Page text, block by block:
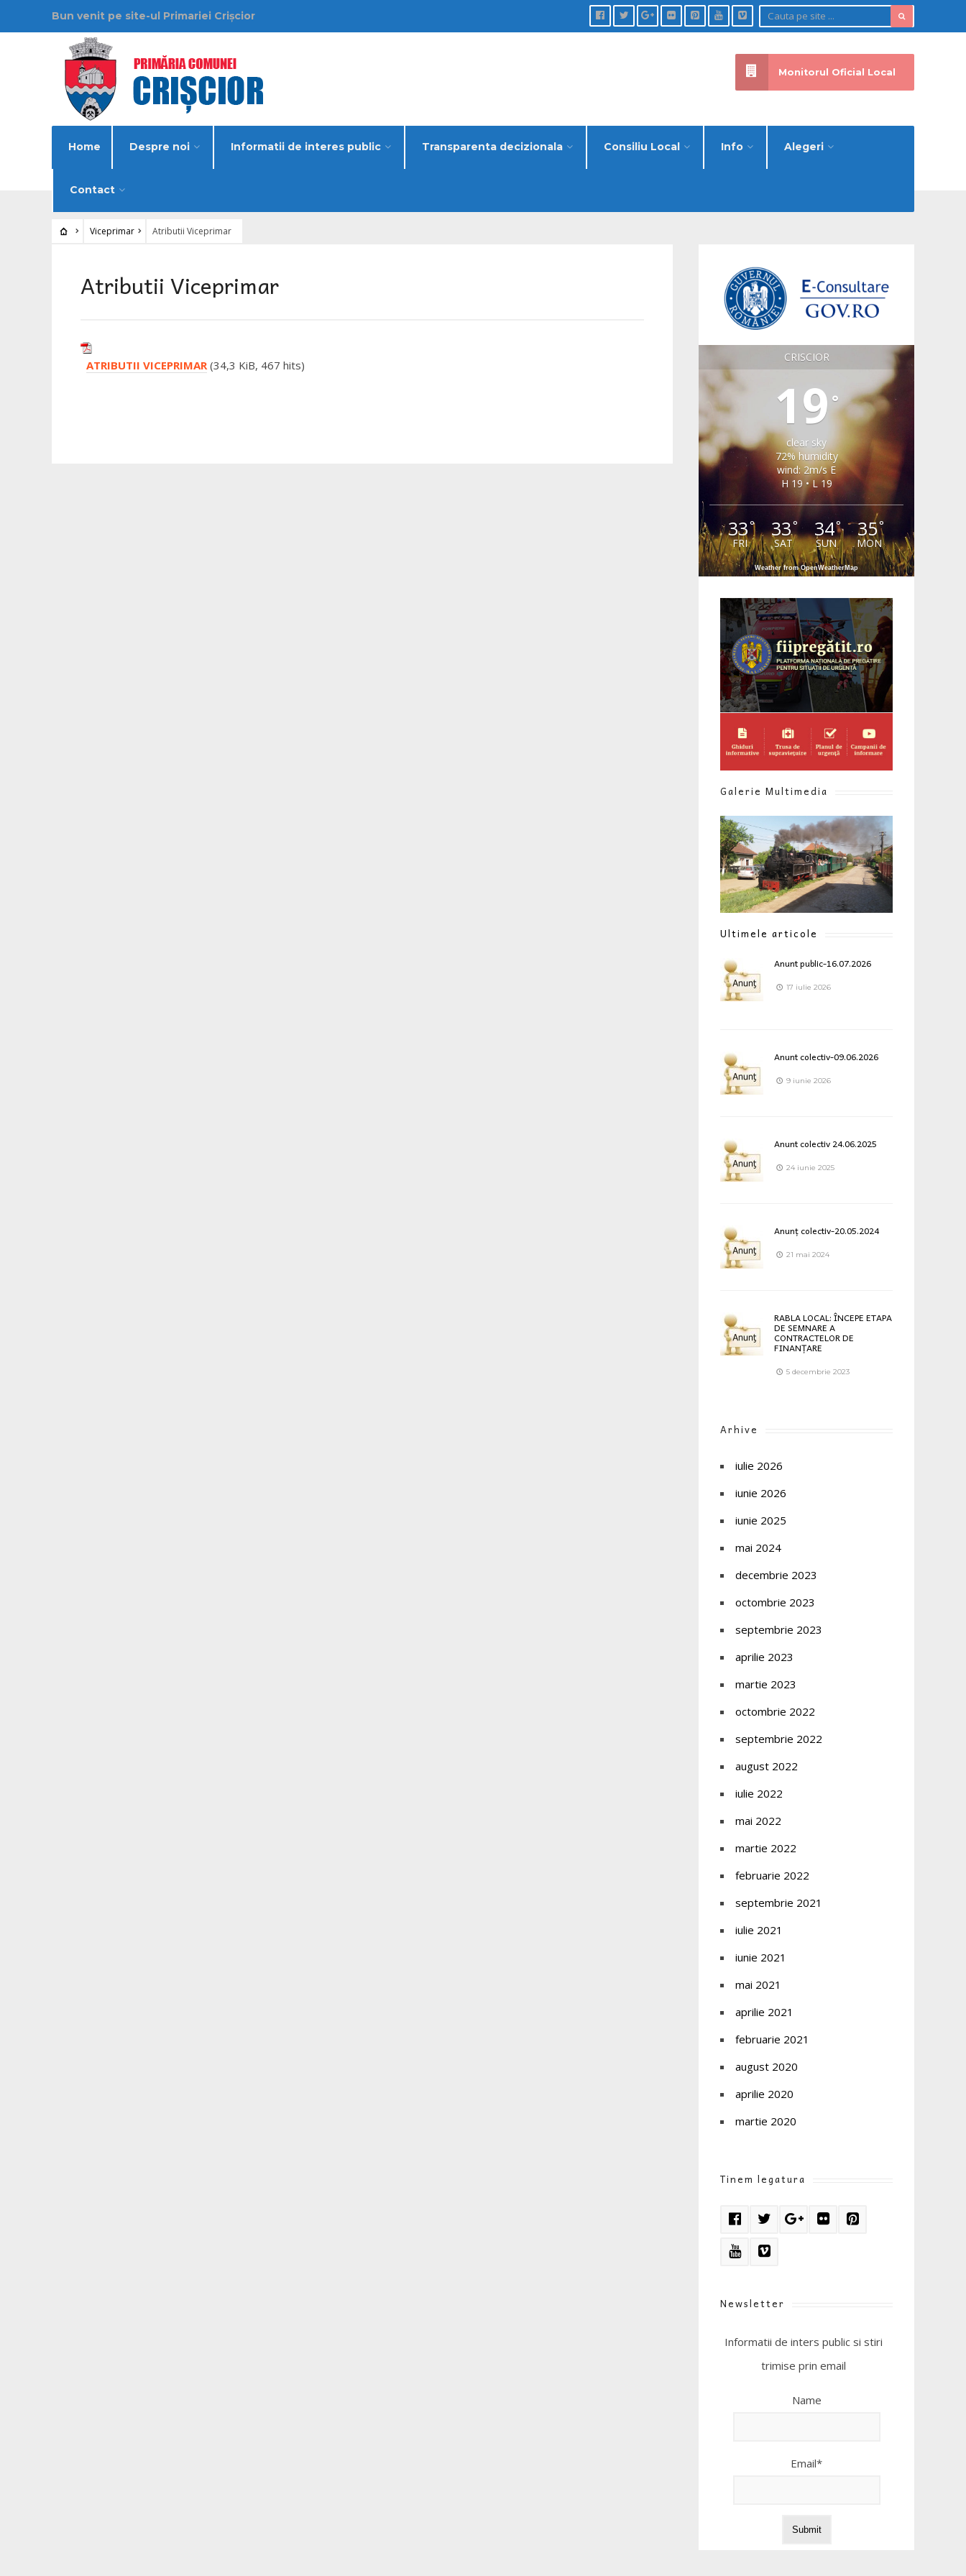
Bun venit pe site-ul Primariei Crișcior
Home Despre noi Informatii de interes public Transparenta decizionala Consiliu Local Info Alegeri
Contact
Monitorul Oficial Local
Viceprimar Atributii Viceprimar
Atributii Viceprimar
ATRIBUTII VICEPRIMAR(34,3 KiB, 467 hits)
CRISCIOR
19 °
clear sky
72% humidity
wind: 2m/s E
H 19 • L 19
33°
FRI
33°
SAT
34°
SUN
35°
MON
Weather from OpenWeatherMap
Galerie Multimedia
Ultimele articole
Anunt public-16.07.2026
17 iulie 2026
Anunt colectiv-09.06.2026
9 iunie 2026
Anunt colectiv 24.06.2025
24 iunie 2025
Anunț colectiv-20.05.2024
21 mai 2024
RABLA LOCAL: ÎNCEPE ETAPA
DE SEMNARE A
CONTRACTELOR DE
FINANȚARE
5 decembrie 2023
Arhive
iulie 2026
iunie 2026
iunie 2025
mai 2024
decembrie 2023
octombrie 2023
septembrie 2023
aprilie 2023
martie 2023
octombrie 2022
septembrie 2022
august 2022
iulie 2022
mai 2022
martie 2022
februarie 2022
septembrie 2021
iulie 2021
iunie 2021
mai 2021
aprilie 2021
februarie 2021
august 2020
aprilie 2020
martie 2020
Tinem legatura
Newsletter
Informatii de inters public si stiri
trimise prin email
Name
Email*